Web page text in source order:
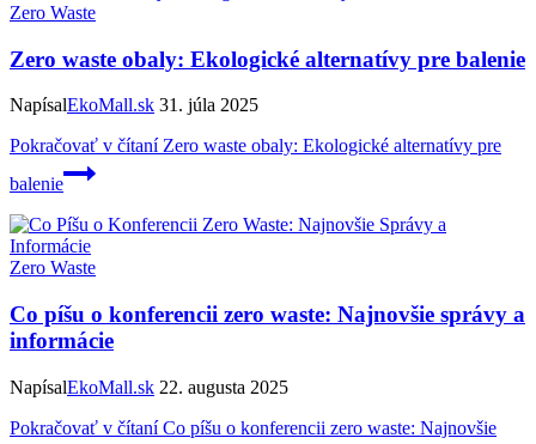
Zero Waste
Zero waste obaly: Ekologické alternatívy pre balenie
NapísalEkoMall.sk 31. júla 2025
Pokračovať v čítaníZero waste obaly: Ekologické alternatívy pre
balenie
Zero Waste
Co píšu o konferencii zero waste: Najnovšie správy a
informácie
NapísalEkoMall.sk 22. augusta 2025
Pokračovať v čítaníCo píšu o konferencii zero waste: Najnovšie